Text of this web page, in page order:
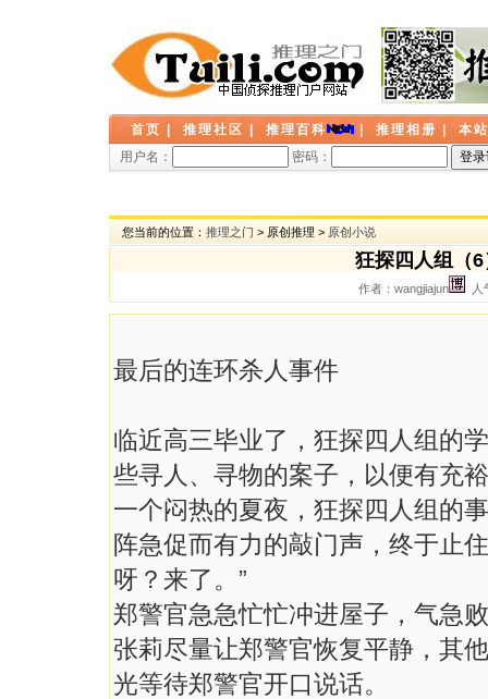
首页 推理社区 推理百科 推理相册
本
用户名：
密码：
您当前的位置： 推理之门 > 原创推理 > 原创小说
狂探四人组（
作者：wangjiajun 人
最后的连环杀人事件
临近高三毕业了，狂探四人组的
些寻人、寻物的案子，以便有充
一个闷热的夏夜，狂探四人组的
阵急促而有力的敲门声，终于止
呀？来了。”
郑警官急急忙忙冲进屋子，气急
张莉尽量让郑警官恢复平静，其
光等待郑警官开口说话。